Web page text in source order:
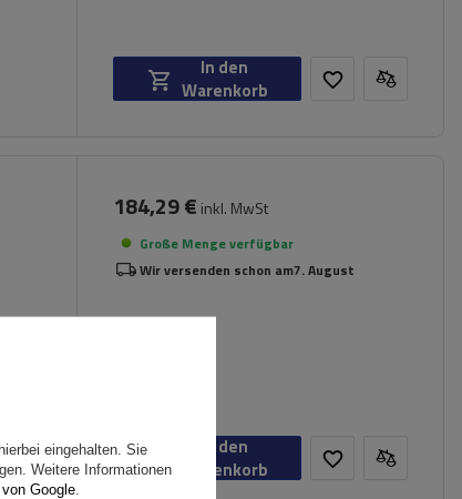
In den
Warenkorb
184,29 € inkl. MwSt
Große Menge verfügbar
Wir versenden schon am7. August
In den
Warenkorb
eingehalten. Sie
Weitere Informationen
Google